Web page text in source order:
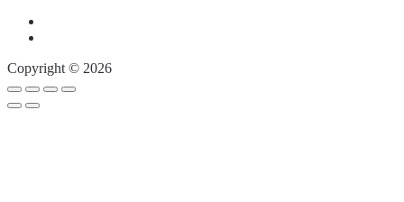
Copyright © 2026